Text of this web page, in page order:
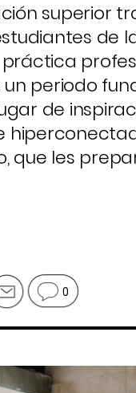
superior
de
periodo
de
que les
0